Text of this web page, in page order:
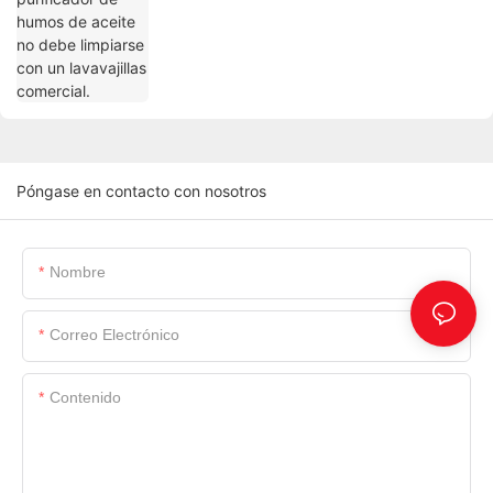
Póngase en contacto con nosotros
Nombre
Correo Electrónico
Contenido